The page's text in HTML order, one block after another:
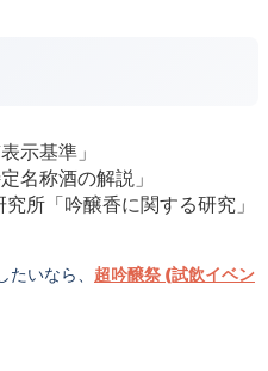
示基準」
名称酒の解説」
所「吟醸香に関する研究」
いなら、 超吟醸祭 (試飲イベン